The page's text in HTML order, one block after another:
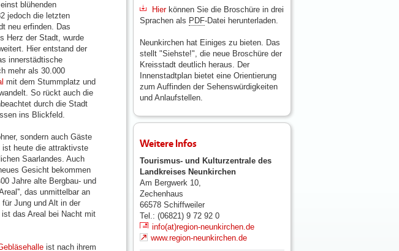
blühenden
jedoch die letzten
neu erfinden. Das
Herz der Stadt, wurde
Hier entstand der
innerstädtische
mehr als 30.000
mit dem Stummplatz und
So rückt auch die
durch die Stadt
ins Blickfeld.
sondern auch Gäste
ist heute die attraktivste
Saarlandes. Auch
Gesicht bekommen
Jahre alte Bergbau- und
das unmittelbar an
Jung und Alt in der
das Areal bei Nacht mit
ist nach ihrem
Hierkönnen Sie die Broschüre in drei
Sprachen als PDF-Datei herunterladen.
Neunkirchen hat Einiges zu bieten. Das
stellt "Siehste!", die neue Broschüre der
Kreisstadt deutlich heraus. Der
Innenstadtplan bietet eine Orientierung
zum Auffinden der Sehenswürdigkeiten
und Anlaufstellen.
Weitere Infos
Tourismus- und Kulturzentrale des
Landkreises Neunkirchen
Am Bergwerk 10,
Zechenhaus
66578 Schiffweiler
Tel.: (06821) 9 72 92 0
info(at)region-neunkirchen.de
www.region-neunkirchen.de